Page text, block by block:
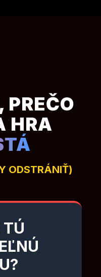
PREČO
HRA
ODSTRÁNIŤ)
TÚ